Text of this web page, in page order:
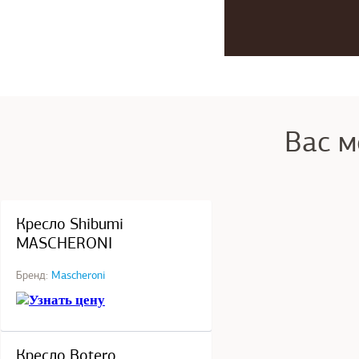
Вас
Кресло Shibumi
MASCHERONI
Бренд: Mascheroni
Узнать цену